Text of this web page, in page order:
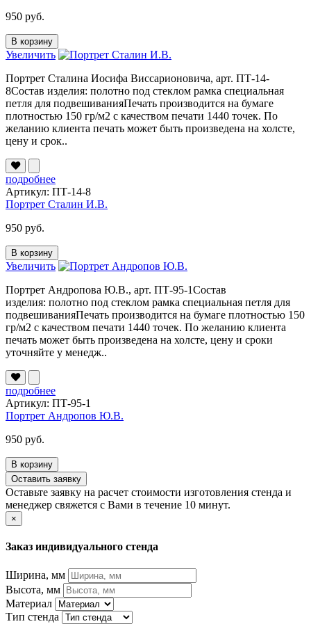
950 руб.
В корзину
Увеличить
Портрет Сталина Иосифа Виссарионовича, арт. ПТ-14-
8Состав изделия: полотно под стеклом рамка специальная
петля для подвешиванияПечать производится на бумаге
плотностью 150 гр/м2 с качеством печати 1440 точек. По
желанию клиента печать может быть произведена на холсте,
цену и срок..
подробнее
Артикул: ПТ-14-8
Портрет Сталин И.В.
950 руб.
В корзину
Увеличить
Портрет Андропова Ю.В., арт. ПТ-95-1Состав
изделия: полотно под стеклом рамка специальная петля для
подвешиванияПечать производится на бумаге плотностью 150
гр/м2 с качеством печати 1440 точек. По желанию клиента
печать может быть произведена на холсте, цену и сроки
уточняйте у менедж..
подробнее
Артикул: ПТ-95-1
Портрет Андропов Ю.В.
950 руб.
В корзину
Оставить заявку
Оставьте заявку на расчет стоимости изготовления стенда и
менеджер свяжется с Вами в течение 10 минут.
×
Заказ индивидуального стенда
Ширина, мм
Высота, мм
Материал
Тип стенда